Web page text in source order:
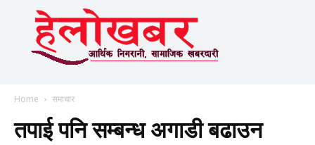
Home समाचार
तपाई पनि सम्बन्ध अगाडी बढाउन